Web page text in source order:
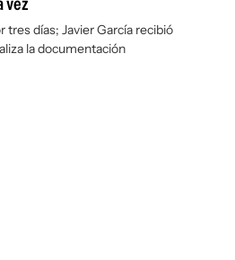
tres días; Javier García recibió
la documentación